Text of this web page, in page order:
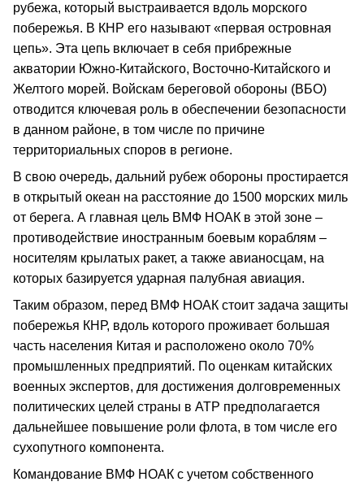
рубежа, который выстраивается вдоль морского
побережья. В КНР его называют «первая островная
цепь». Эта цепь включает в себя прибрежные
акватории Южно-Китайского, Восточно-Китайского и
Желтого морей. Войскам береговой обороны (ВБО)
отводится ключевая роль в обеспечении безопасности
в данном районе, в том числе по причине
территориальных споров в регионе.
В свою очередь, дальний рубеж обороны простирается
в открытый океан на расстояние до 1500 морских миль
от берега. А главная цель ВМФ НОАК в этой зоне –
противодействие иностранным боевым кораблям –
носителям крылатых ракет, а также авианосцам, на
которых базируется ударная палубная авиация.
Таким образом, перед ВМФ НОАК стоит задача защиты
побережья КНР, вдоль которого проживает большая
часть населения Китая и расположено около 70%
промышленных предприятий. По оценкам китайских
военных экспертов, для достижения долговременных
политических целей страны в АТР предполагается
дальнейшее повышение роли флота, в том числе его
сухопутного компонента.
Командование ВМФ НОАК с учетом собственного